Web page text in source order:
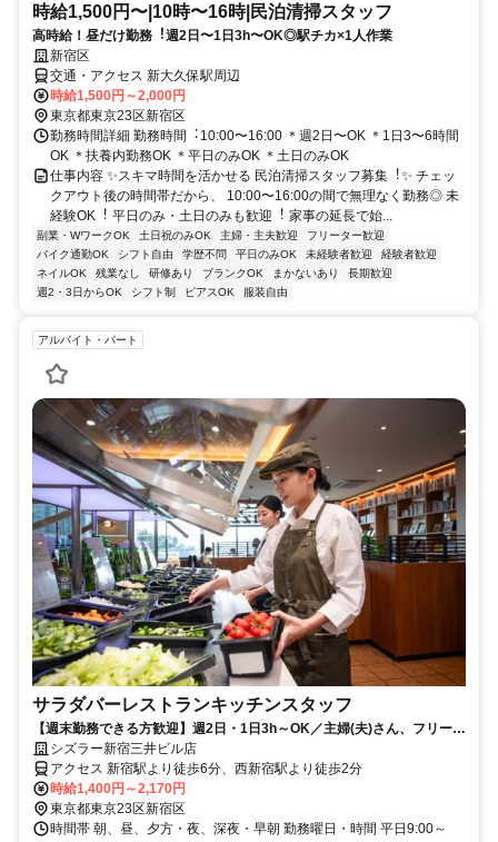
時給1,500円〜|10時〜16時|⺠泊清掃スタッフ
⾼時給！昼だけ勤務︕週2⽇〜1⽇3h〜OK◎駅チカ×1⼈作業
新宿区
交通・アクセス 新大久保駅周辺
時給1,500円～2,000円
東京都東京23区新宿区
勤務時間詳細 勤務時間︓10:00〜16:00 ＊週2⽇〜OK ＊1⽇3〜6時間
OK ＊扶養内勤務OK ＊平⽇のみOK ＊⼟⽇のみOK
仕事内容 ✨スキマ時間を活かせる ⺠泊清掃スタッフ募集︕✨ チェッ
クアウト後の時間帯だから、 10:00〜16:00の間で無理なく勤務◎ 未
経験OK︕ 平⽇のみ・⼟⽇のみも歓迎︕ 家事の延⻑で始...
副業・WワークOK 土日祝のみOK 主婦・主夫歓迎
フリーター歓迎
バイク通勤OK
シフト自由 学歴不問 平日のみOK 未経験者歓迎
経験者歓迎
ネイルOK
残業なし 研修あり ブランクOK まかないあり
長期歓迎
週2・3日からOK
シフト制 ピアスOK 服装自由
アルバイト・パート
サラダバーレストランキッチンスタッフ
【週末勤務できる方歓迎】週2日・1日3h～OK／主婦(夫)さん、フリータ
ーさん歓迎！
シズラー新宿三井ビル店
アクセス 新宿駅より徒歩6分、西新宿駅より徒歩2分
時給1,400円～2,170円
東京都東京23区新宿区
時間帯 朝、昼、夕方・夜、深夜・早朝 勤務曜日・時間 平日9:00～